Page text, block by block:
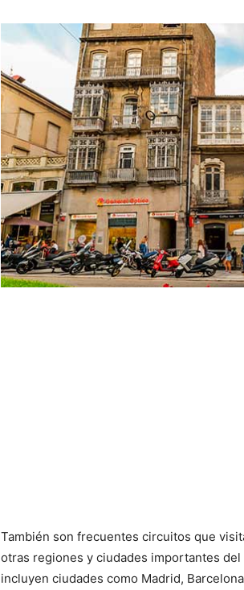
También son frecuentes circuitos que
otras regiones y ciudades importantes
incluyen ciudades como Madrid,